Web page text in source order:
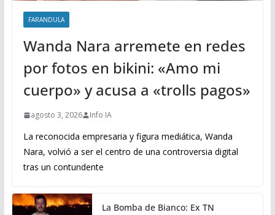
FARANDULA
Wanda Nara arremete en redes
por fotos en bikini: «Amo mi
cuerpo» y acusa a «trolls pagos»
agosto 3, 2026 Info IA
La reconocida empresaria y figura mediática, Wanda
Nara, volvió a ser el centro de una controversia digital
tras un contundente
La Bomba de Bianco: Ex TN